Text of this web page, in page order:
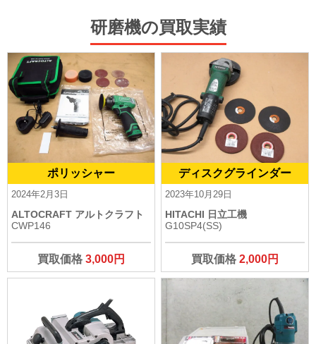
研磨機の買取実績
ポリッシャー
2024年2月3日
ALTOCRAFT アルトクラフト
CWP146
買取価格 3,000円
ディスクグラインダー
2023年10月29日
HITACHI 日立工機
G10SP4(SS)
買取価格2,000円